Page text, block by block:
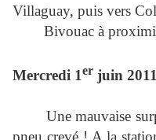
Villaguay, puis vers
Bivouac à
Mercredi 1er juin 2011
Une mauvaise